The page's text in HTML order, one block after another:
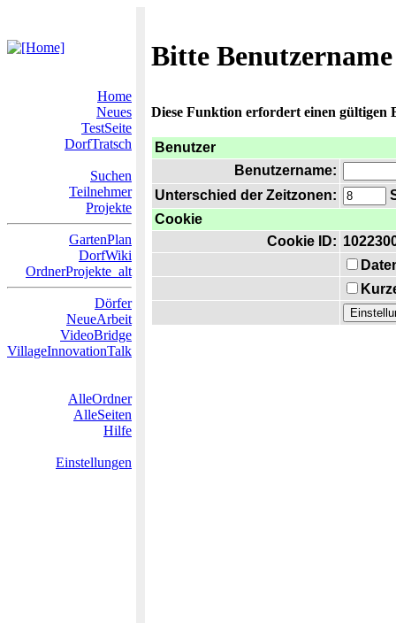
Bitte
Home
Neues
TestSeite
DorfTratsch
Suchen
Teilnehmer
Projekte
GartenPlan
DorfWiki
OrdnerProjekte_alt
Dörfer
NeueArbeit
VideoBridge
VillageInnovationTalk
AlleOrdner
AlleSeiten
Hilfe
Einstellungen
Diese Funktion erfordert einen gültigen
Benutzer
Benutzername:
Unterschied der Zeitzonen:
Cookie
Cookie ID: